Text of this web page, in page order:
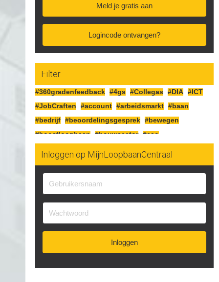
Meld je gratis aan
Logincode ontvangen?
Filter
#360gradenfeedback #4gs #Collegas #DIA #ICT
#JobCraften
#account #arbeidsmarkt #baan
#bedrijf #beoordelingsgesprek #bewegen
#boostloopbaan #bouwsector #cao
#doorgaan
#experimenteren
#financiën
#jobcraften #jobcrafting #jobcraftingstechnieken
#kennismaken
Inloggen op MijnLoopbaanCentraal
Inloggen